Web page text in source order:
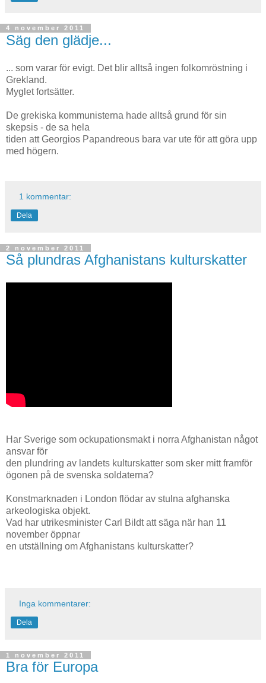
4 november 2011
Säg den glädje...
... som varar för evigt. Det blir alltså ingen folkomröstning i
Grekland.
Myglet fortsätter.
De grekiska kommunisterna hade alltså grund för sin
skepsis - de sa hela
tiden att Georgios Papandreous bara var ute för att göra upp
med högern.
1 kommentar:
Dela
2 november 2011
Så plundras Afghanistans kulturskatter
Har Sverige som ockupationsmakt i norra Afghanistan något
ansvar för
den plundring av landets kulturskatter som sker mitt framför
ögonen på de svenska soldaterna?
Konstmarknaden i London flödar av stulna afghanska
arkeologiska objekt.
Vad har utrikesminister Carl Bildt att säga när han 11
november öppnar
en utställning om Afghanistans kulturskatter?
Inga kommentarer:
Dela
1 november 2011
Bra för Europa